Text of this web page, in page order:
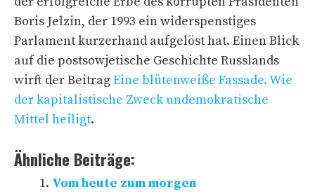
Boris Jelzin, der 1993 ein widerspenstiges
Parlament kurzerhand aufgelöst hat. Einen Blick
auf die postsowjetische Geschichte Russlands
wirft der BeitragEine blütenweiße Fassade. Wie
der kapitalistische Zweck undemokratische
Mittel heiligt.
Ähnliche Beiträge:
Vom heute zum morgen